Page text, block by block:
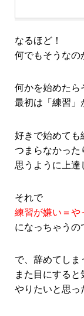
なるほど！
何でもそうなの
何かを始めたら
最初は「練習」
好きで始めても
つまらなかった
思うように上達
それで
練習が嫌い＝や
になっちゃうの
で、辞めてしま
また目にすると
やりたいと思っ